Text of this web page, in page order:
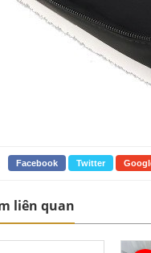
Facebook Twitter
liên quan